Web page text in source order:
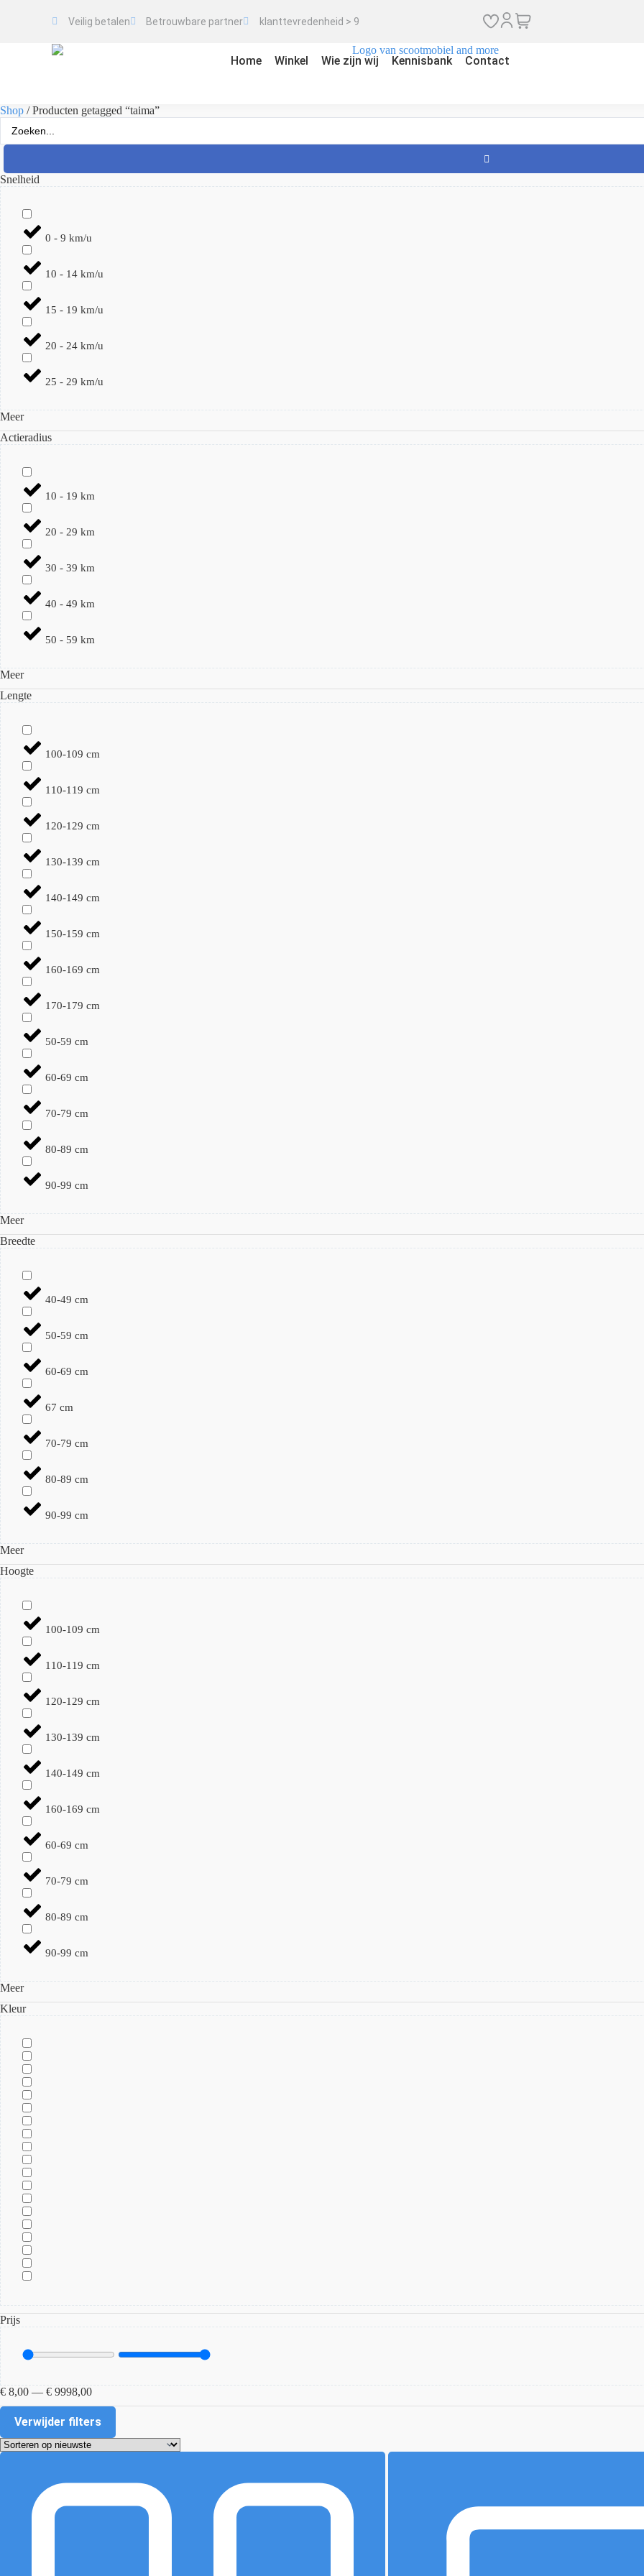
Veilig betalen Betrouwbare partner klanttevredenheid > 9
Home Winkel Wie zijn wij Kennisbank Contact
Shop / Producten getagged “taima”
Snelheid
0 - 9 km/u
10 - 14 km/u
15 - 19 km/u
20 - 24 km/u
25 - 29 km/u
Meer
Actieradius
10 - 19 km
20 - 29 km
30 - 39 km
40 - 49 km
50 - 59 km
Meer
Lengte
100-109 cm
110-119 cm
120-129 cm
130-139 cm
140-149 cm
150-159 cm
160-169 cm
170-179 cm
50-59 cm
60-69 cm
70-79 cm
80-89 cm
90-99 cm
Meer
Breedte
40-49 cm
50-59 cm
60-69 cm
67 cm
70-79 cm
80-89 cm
90-99 cm
Meer
Hoogte
100-109 cm
110-119 cm
120-129 cm
130-139 cm
140-149 cm
160-169 cm
60-69 cm
70-79 cm
80-89 cm
90-99 cm
Meer
Kleur
Prijs
€ 8,00 — € 9998,00
Verwijder filters